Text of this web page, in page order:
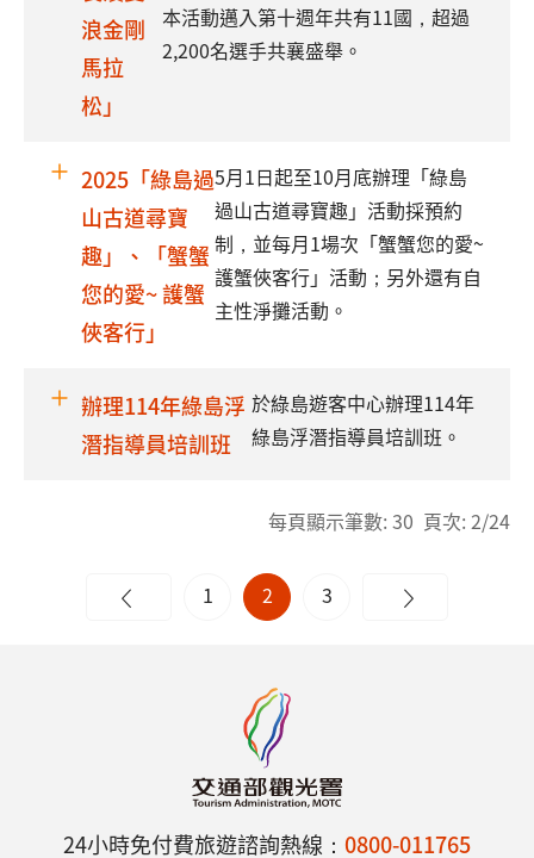
浪金剛
馬拉
松」
本活動邁入第十週年共有11國，超過
2,200名選手共襄盛舉。
2025「綠島過
山古道尋寶
趣」、「蟹蟹
您的愛~ 護蟹
俠客行」
5月1日起至10月底辦理「綠島
過山古道尋寶趣」活動採預約
制，並每月1場次「蟹蟹您的愛~
護蟹俠客行」活動；另外還有自
主性淨攤活動。
辦理114年綠島浮
潛指導員培訓班
於綠島遊客中心辦理114年
綠島浮潛指導員培訓班。
每頁顯示筆數: 30 頁次: 2/24
1 2 3
24小時免付費旅遊諮詢熱線： 0800-011765